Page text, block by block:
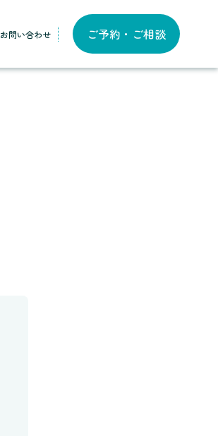
お問い合わせ ご予約・ご相談